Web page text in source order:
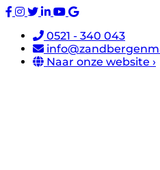
0521 - 340 043
Naar onze website ›